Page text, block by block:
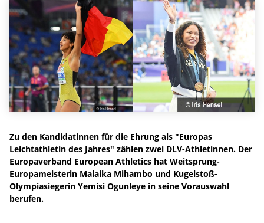
Zu den Kandidatinnen für die Ehrung als "Europas
Leichtathletin des Jahres" zählen zwei DLV-Athletinnen. Der
Europaverband European Athletics hat Weitsprung-
Europameisterin Malaika Mihambo und Kugelstoß-
Olympiasiegerin Yemisi Ogunleye in seine Vorauswahl
berufen.